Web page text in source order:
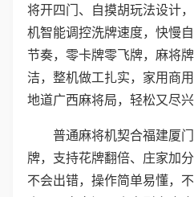
将开四门、自摸胡玩法设计
机智能调控洗牌速度，快慢
节奏，零卡牌零飞牌，麻将
洁，整机做工扎实，家用商
地道广西麻将局，轻松又尽兴
普通麻将机契合福建厦
牌，支持花牌翻倍、庄家加
不会出错，操作简单易懂，